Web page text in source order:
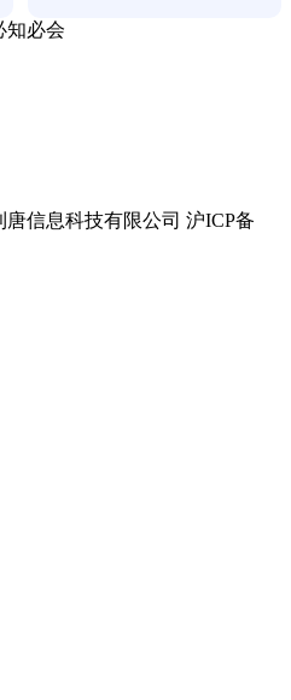
唐信息科技有限公司 沪ICP备